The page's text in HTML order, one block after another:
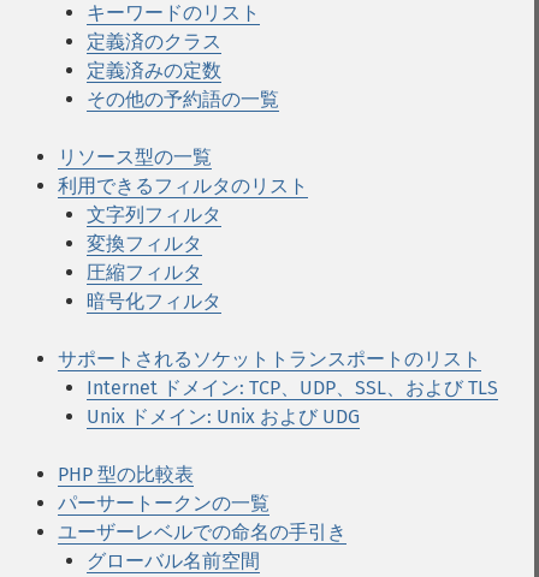
キーワードのリスト
定義済のクラス
定義済みの定数
その他の予約語の一覧
リソース型の一覧
利用できるフィルタのリスト
文字列フィルタ
変換フィルタ
圧縮フィルタ
暗号化フィルタ
サポートされるソケットトランスポートのリスト
Internet ドメイン: TCP、UDP、SSL、および TLS
Unix ドメイン: Unix および UDG
PHP 型の比較表
パーサートークンの一覧
ユーザーレベルでの命名の手引き
グローバル名前空間